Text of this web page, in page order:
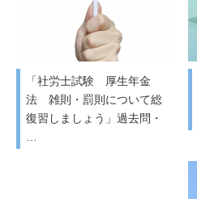
「社労士試験 厚生年金
法 雑則・罰則について総
復習しましょう」過去問・